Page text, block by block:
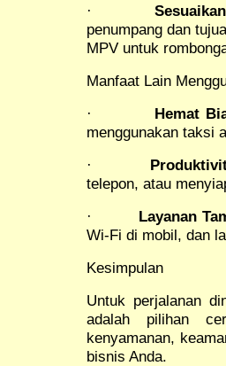
·
penumpang dan
MPV untuk
Manfaat Lain
· Hemat
menggunakan taksi
·
telepon, atau
· Layanan
Wi-Fi di mobil, dan
Kesimpulan
Untuk perjalanan
adalah pilihan
kenyamanan,
bisnis Anda.